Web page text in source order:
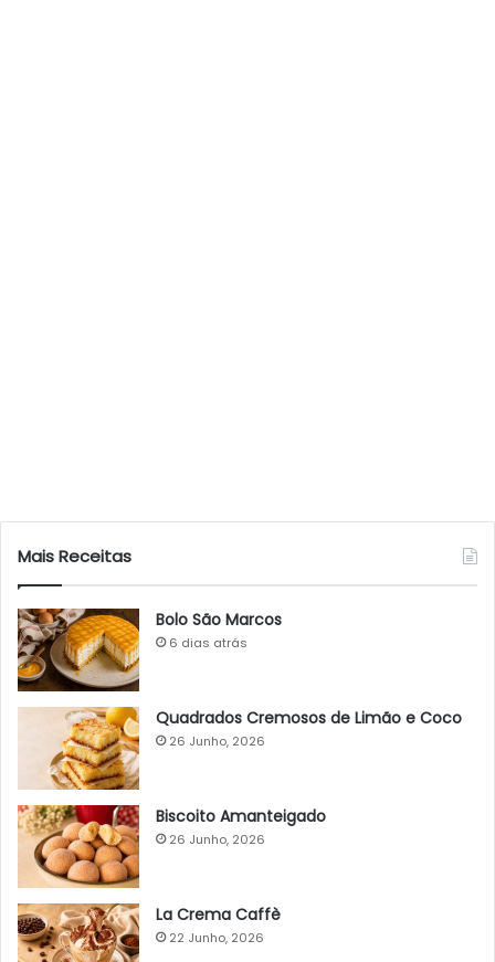
Mais Receitas
Bolo São Marcos
6 dias atrás
Quadrados Cremosos de Limão e Coco
26 Junho, 2026
Biscoito Amanteigado
26 Junho, 2026
La Crema Caffè
22 Junho, 2026